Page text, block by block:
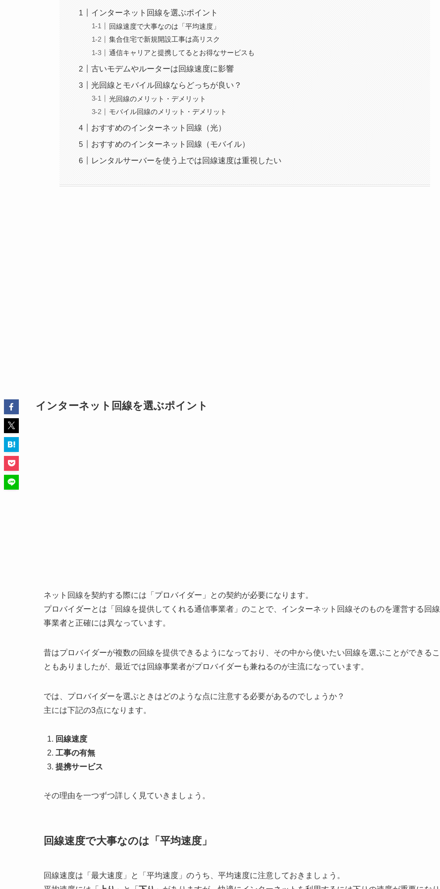
インターネット回線を選ぶポイント
回線速度で大事なのは「平均速度」
集合住宅で新規開設工事は高リスク
通信キャリアと提携してるとお得なサービスも
古いモデムやルーターは回線速度に影響
光回線とモバイル回線ならどっちが良い？
光回線のメリット・デメリット
モバイル回線のメリット・デメリット
おすすめのインターネット回線（光）
おすすめのインターネット回線（モバイル）
レンタルサーバーを使う上では回線速度は重視したい
インターネット回線を選ぶポイント
ネット回線を契約する際には「プロバイダー」との契約が必要になります。
プロバイダーとは「回線を提供してくれる通信事業者」のことで、インターネット回線そのものを運営する回線
事業者と正確には異なっています。
昔はプロバイダーが複数の回線を提供できるようになっており、その中から使いたい回線を選ぶことができるこ
ともありましたが、最近では回線事業者がプロバイダーも兼ねるのが主流になっています。
では、プロバイダーを選ぶときはどのような点に注意する必要があるのでしょうか？
主には下記の3点になります。
回線速度
工事の有無
提携サービス
その理由を一つずつ詳しく見ていきましょう。
回線速度で大事なのは「平均速度」
回線速度は「最大速度」と「平均速度」のうち、平均速度に注意しておきましょう。